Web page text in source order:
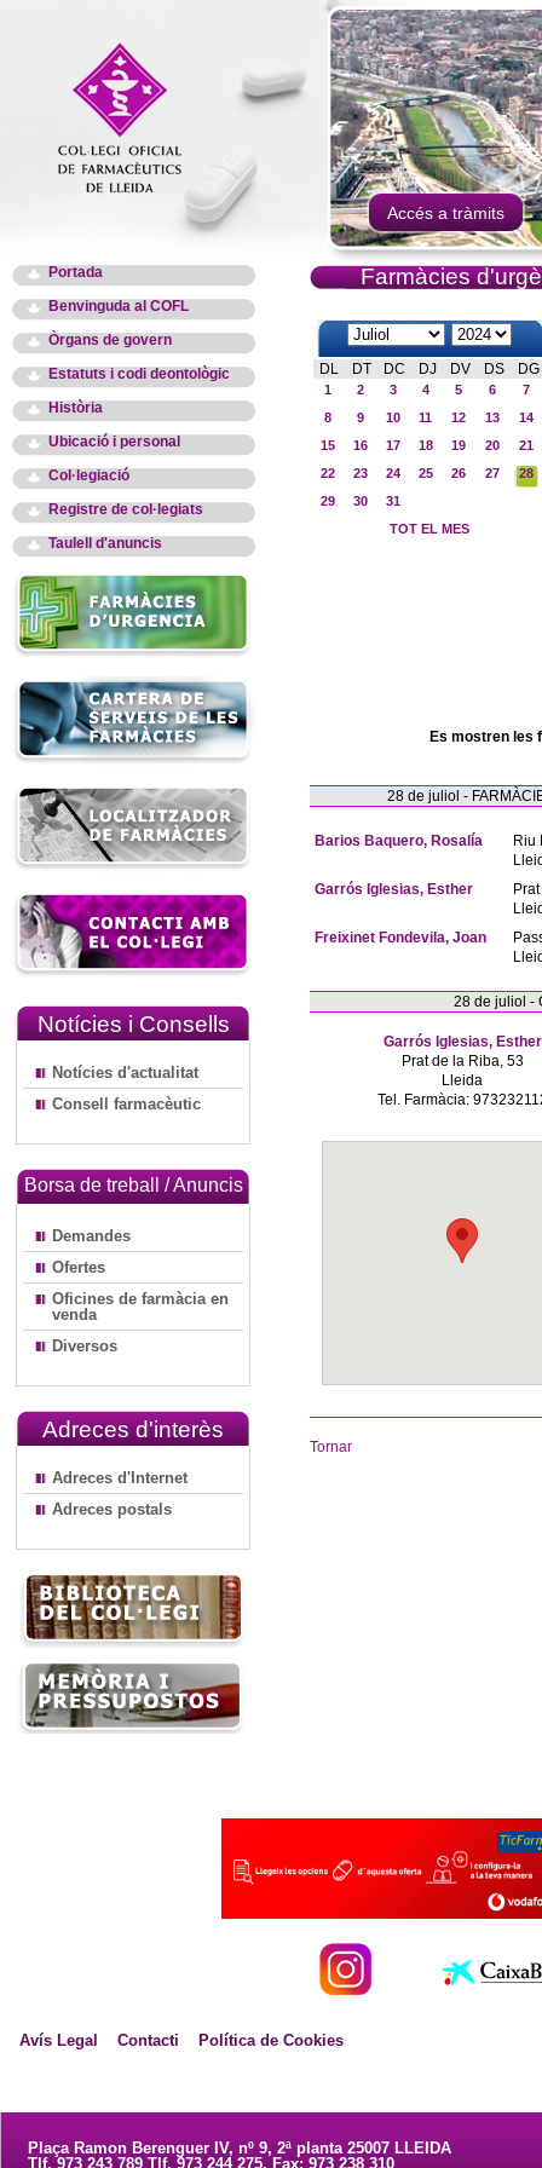
Accés a tràmits
Portada
Benvinguda al COFL
Òrgans de govern
Estatuts i codi deontològic
Història
Ubicació i personal
Col·legiació
Registre de col·legiats
Taulell d'anuncis
Notícies i Consells
Notícies d'actualitat
Consell farmacèutic
Borsa de treball / Anuncis
Demandes
Ofertes
Oficines de farmàcia en
venda
Diversos
Adreces d'interès
Adreces d'Internet
Adreces postals
Farmàcies
DL DT DC DJ DV DS DG
1 2 3 4 5 6
7
8
9 10 11 12 13
14
15
16 17 18 19 20
21
22
23 24 25 26 27
28
29
30
31
TOT EL MES
Es mostren les
28 de juliol -
Barios Baquero, Rosalía
Riu
Garrós Iglesias, Esther
Freixinet Fondevila, Joan
28 de juliol -
Garrós Iglesias, Esther
Prat de la Riba, 53
Lleida
Tel. Farmàcia:
Tornar
Avís Legal Contacti Política de Cookies
Plaça Ramon Berenguer IV, nº 9, 2ª planta 25007 LLEIDA
Tlf. 973 243 789 Tlf. 973 244 275. Fax: 973 238 310